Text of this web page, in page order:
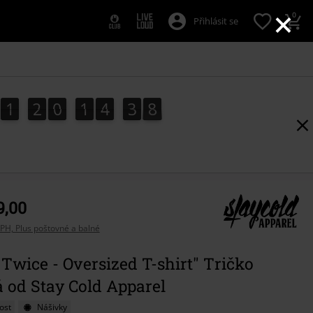
×
Přihlásit se 0
1
1 2
2 0
0 1
1 4
4 3
4
3 7
8
7
Plus poštovné a balné
- Oversized T-shirt" Tričko
od Stay Cold Apparel
Nášivky